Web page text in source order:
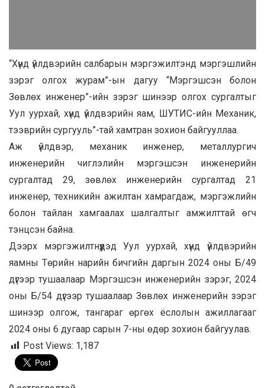
“Хүнд үйлдвэрийн салбарын мэргэжилтэнд мэргэшлийн
зэрэг олгох журам”-ын дагуу “Мэргэшсэн болон
Зөвлөх инженер”-ийн зэрэг шинээр олгох сургалтыг
Уул уурхай, хүнд үйлдвэрийн яам, ШУТИС-ийн Механик,
тээврийн сургууль”-тай хамтран зохион байгууллаа.
Аж үйлдвэр, механик инженер, металлургич
инженерийн чиглэлийн мэргэшсэн инженерийн
сургалтад 29, зөвлөх инженерийн сургалтад 21
инженер, техникийн ажилтан хамрагдаж, мэргэжлийн
болон тайлан хамгаалах шалгалтыг амжилттай өгч
тэнцсэн байна.
Дээрх мэргэжилтнүүдэд Уул уурхай, хүнд үйлдвэрийн
яамны Төрийн нарийн бичгийн даргын 2024 оны Б/49
дүгээр тушаалаар Мэргэшсэн инженерийн зэрэг, 2024
оны Б/54 дүгээр тушаалаар Зөвлөх инженерийн зэрэг
шинээр олгож, тангараг өргөх ёслолын ажиллагааг
2024 оны 6 дугаар сарын 7-ны өдөр зохион байгуулав.
Post Views: 1,187